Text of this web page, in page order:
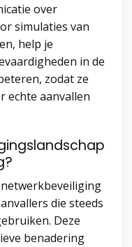
over
simulaties van
help je
in de
zodat ze
echte aanvallen
die steeds
Deze
benadering